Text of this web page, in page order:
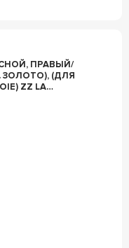
ПРАВЫЙ/
ЗОЛОТО), (ДЛЯ
ZZ LA